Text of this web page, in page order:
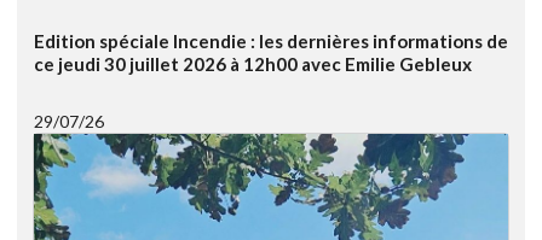
Edition spéciale Incendie : les dernières informations de
ce jeudi 30 juillet 2026 à 12h00 avec Emilie Gebleux
29/07/26